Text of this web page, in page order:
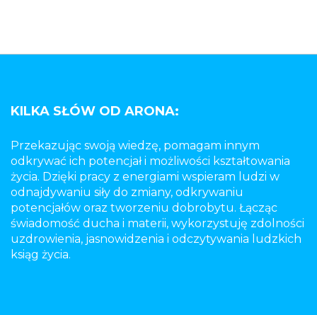
KILKA SŁÓW OD ARONA:
Przekazując swoją wiedzę, pomagam innym
odkrywać ich potencjał i możliwości kształtowania
życia. Dzięki pracy z energiami wspieram ludzi w
odnajdywaniu siły do zmiany, odkrywaniu
potencjałów oraz tworzeniu dobrobytu. Łącząc
świadomość ducha i materii, wykorzystuję zdolności
uzdrowienia, jasnowidzenia i odczytywania ludzkich
ksiąg życia.